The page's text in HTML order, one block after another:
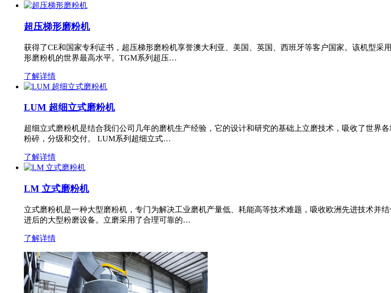
超压梯形磨粉机
获得了CE和国家专利证书，超压梯形磨粉机享誉澳大利亚、美国、英国、西班牙等客户国家。该机型
形磨粉机的世界最高水平。TGM系列超压…
了解详情
LUM 超细立式磨粉机
超细立式磨粉机是结合我们公司几年的磨机生产经验，它的设计和研究的基础上立磨技术，吸收了世界
粉碎，分级和交付。 LUM系列超细立式…
了解详情
LM 立式磨粉机
立式磨粉机是一种大型磨粉机，专门为解决工业磨机产量低、耗能高等技术难题，吸收欧洲先进技术并
进后的大型粉磨设备。立磨采用了合理可靠的…
了解详情